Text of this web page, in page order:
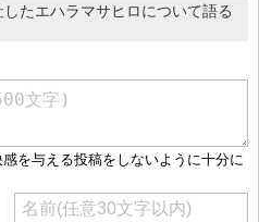
したエハラマサヒロについて語る